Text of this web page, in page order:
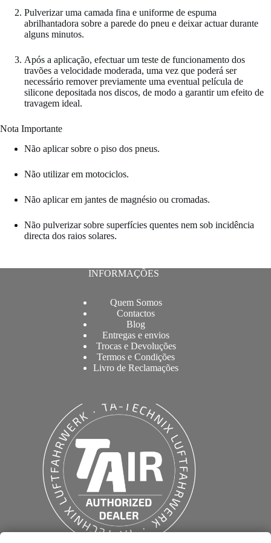
Pulverizar uma camada fina e uniforme de espuma
abrilhantadora sobre a parede do pneu e deixar actuar durante
alguns minutos.
Após a aplicação, efectuar um teste de funcionamento dos
travões a velocidade moderada, uma vez que poderá ser
necessário remover previamente uma eventual película de
silicone depositada nos discos, de modo a garantir um efeito de
travagem ideal.
Nota Importante
Não aplicar sobre o piso dos pneus.
Não utilizar em motociclos.
Não aplicar em jantes de magnésio ou cromadas.
Não pulverizar sobre superfícies quentes nem sob incidência
directa dos raios solares.
INFORMAÇÕES
Quem Somos
Contactos
Blog
Entregas e envios
Trocas e Devoluções
Termos e Condições
Livro de Reclamações